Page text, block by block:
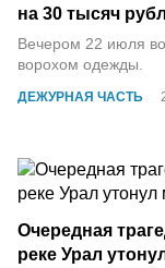
ДЕЖУРНАЯ ЧАСТЬ
на 30 тысяч
Вечером 22 июля
ворохом одежды.
Очередная
реке Урал